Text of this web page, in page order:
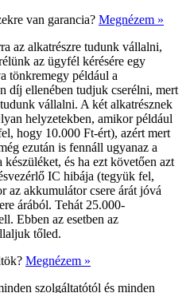
van garancia? Megnézem »
az alkatrészre tudunk vállalni,
az ügyfél kérésére egy
tönkremegy például a
díj ellenében tudjuk cserélni, mert
vállalni. A két alkatrésznek
helyzetekben, amikor például
hogy 10.000 Ft-ért), azért mert
ezután is fennáll ugyanaz a
és ha ezt követően azt
IC hibája (tegyük fel,
az akkumulátor csere árát jóvá
árából. Tehát 25.000-
Ebben az esetben az
tőled.
Megnézem »
szolgáltatótól és minden